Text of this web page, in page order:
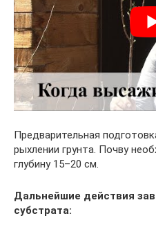
Предварительная
рыхлении грунта. Почву
глубину 15–20 см.
Дальнейшие действия
субстрата: